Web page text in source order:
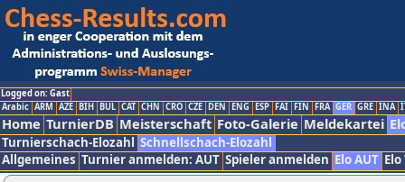
Logged on: Gast
Arabic ARM AZE BIH BUL CAT CHN CRO CZE DEN ENG ESP FAI FIN FRA GER GRE INA
Home TurnierDB Meisterschaft Foto-Galerie Meldekartei
Turnierschach-Elozahl Schnellschach-Elozahl
Allgemeines Turnier anmelden: AUT Spieler anmelden Elo AUT